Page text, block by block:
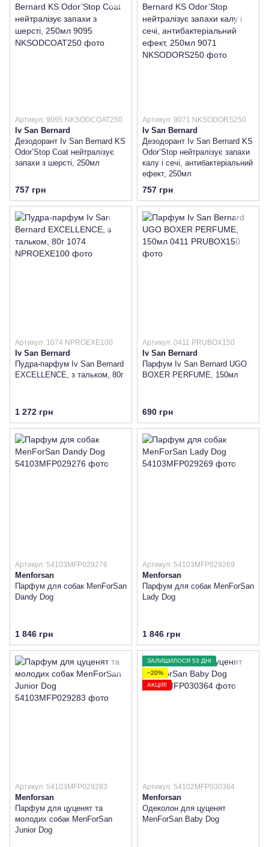
Артикул: 9095 NKSODCOAT250
Iv San Bernard
Дезодорант Iv San Bernard KS
Odor’Stop Coat нейтралізує
запахи з шерсті, 250мл
757 грн
Артикул: 9071 NKSODORS250
Iv San Bernard
Дезодорант Iv San Bernard KS
Odor’Stop нейтралізує запахи
калу і сечі, антибактеріальний
ефект, 250мл
757 грн
Артикул: 1074 NPROEXE100
Iv San Bernard
Пудра-парфум Iv San Bernard
EXCELLENCE, з тальком, 80г
1 272 грн
Артикул: 0411 PRUBOX150
Iv San Bernard
Парфум Iv San Bernard UGO
BOXER PERFUME, 150мл
690 грн
Артикул: 54103MFP029276
Menforsan
Парфум для собак MenForSan
Dandy Dog
1 846 грн
Артикул: 54103MFP029269
Menforsan
Парфум для собак MenForSan
Lady Dog
1 846 грн
Артикул: 54103MFP029283
Menforsan
Парфум для цуценят та
молодих собак MenForSan
Junior Dog
ЗАЛИШИЛОСЯ 53 ДНІ
−20%
АКЦІЯ!
Артикул: 54102MFP030364
Menforsan
Одеколон для цуценят
MenForSan Baby Dog